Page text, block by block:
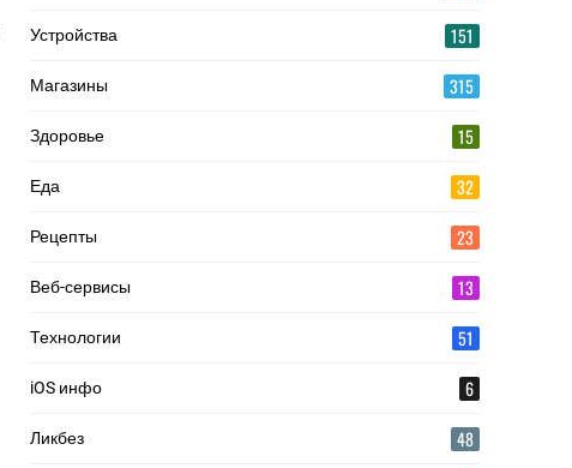
Устройства 151
Магазины 315
Здоровье 15
Еда 32
Рецепты 23
Веб-сервисы 13
Технологии 51
iOS инфо 6
Ликбез 48